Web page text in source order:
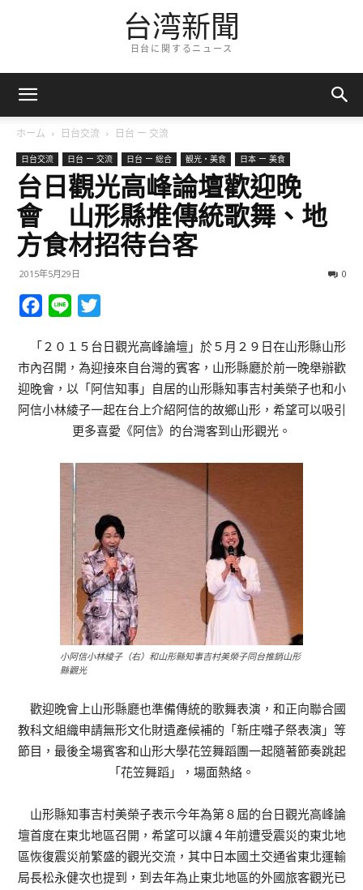
台湾新聞
日台に関するニュース
ホーム 日台交流 日台 ー 交流
日台交流 日台 ー 交流 日台 ー 総合 観光・美食 日本 ー 美食
台日觀光高峰論壇歡迎晚
會 山形縣推傳統歌舞、地
方食材招待台客
2015年5月29日 0
Facebook
Line
「２０１５台日觀光高峰論壇」於５月２９日在山形縣山形
市內召開，為迎接來自台灣的賓客，山形縣廳於前一晚舉辦歡
迎晚會，以「阿信知事」自居的山形縣知事吉村美榮子也和小
阿信小林綾子一起在台上介紹阿信的故鄉山形，希望可以吸引
更多喜愛《阿信》的台灣客到山形觀光。
小阿信小林綾子（右）和山形縣知事吉村美榮子同台推銷山形
縣觀光
歡迎晚會上山形縣廳也準備傳統的歌舞表演，和正向聯合國
教科文組織申請無形文化財遺產候補的「新庄囃子祭表演」等
節目，最後全場賓客和山形大學花笠舞蹈團一起隨著節奏跳起
「花笠舞蹈」，場面熱絡。
山形縣知事吉村美榮子表示今年為第８屆的台日觀光高峰論
壇首度在東北地區召開，希望可以讓４年前遭受震災的東北地
區恢復震災前繁盛的觀光交流，其中日本國土交通省東北運輸
局長松永健次也提到，到去年為止東北地區的外國旅客觀光已